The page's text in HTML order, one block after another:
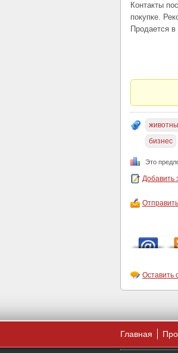
Контакты
покупке.
Продается
бизнес
Это
Добавить
Оставить
Главная